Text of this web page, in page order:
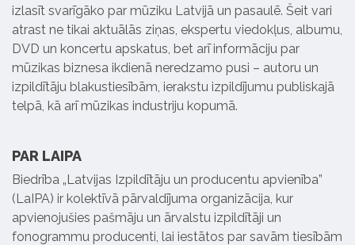
izlasīt svarīgāko par mūziku Latvijā un pasaulē. Šeit vari
atrast ne tikai aktuālās ziņas, ekspertu viedokļus, albumu,
DVD un koncertu apskatus, bet arī informāciju par
mūzikas biznesa ikdienā neredzamo pusi – autoru un
izpildītāju blakustiesībām, ierakstu izpildījumu publiskajā
telpā, kā arī mūzikas industriju kopumā.
PAR LAIPA
Biedrība „Latvijas Izpildītāju un producentu apvienība”
(LaIPA) ir kolektīvā pārvaldījuma organizācija, kur
apvienojušies pašmāju un ārvalstu izpildītāji un
fonogrammu producenti, lai iestātos par savām tiesībām